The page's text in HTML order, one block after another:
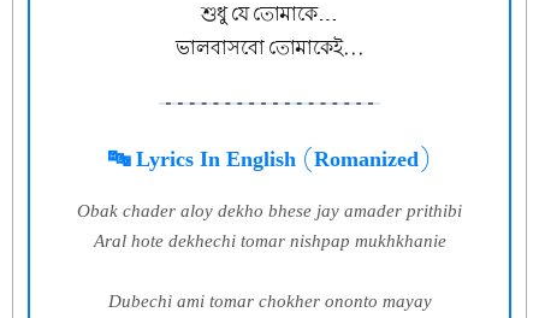
শুধু যে তোমাকে…
ভালবাসবো তোমাকেই...
🔤 Lyrics In English (Romanized)
Obak chader aloy dekho bhese jay amader prithibi
Aral hote dekhechi tomar nishpap mukhkhanie
Dubechi ami tomar chokher ononto mayay